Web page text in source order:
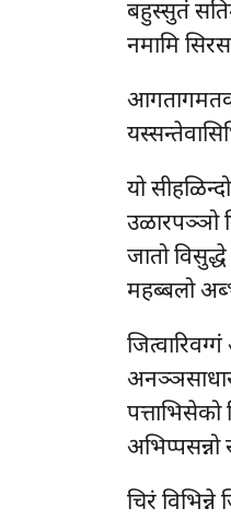
बहुस्सुतं
नमामि
यो
उळारपञ्ञो
जातो
महब्बलो
अभिप्पसन्नो
चिरं